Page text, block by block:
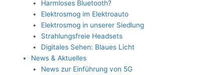
Harmloses Bluetooth?
Elektrosmog im Elektroauto
Elektrosmog in unserer Siedlung
Strahlungsfreie Headsets
Digitales Sehen: Blaues Licht
News & Aktuelles
News zur Einführung von 5G